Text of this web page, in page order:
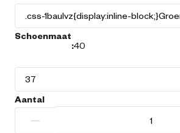
Schoenmaat
:40
Aantal
−